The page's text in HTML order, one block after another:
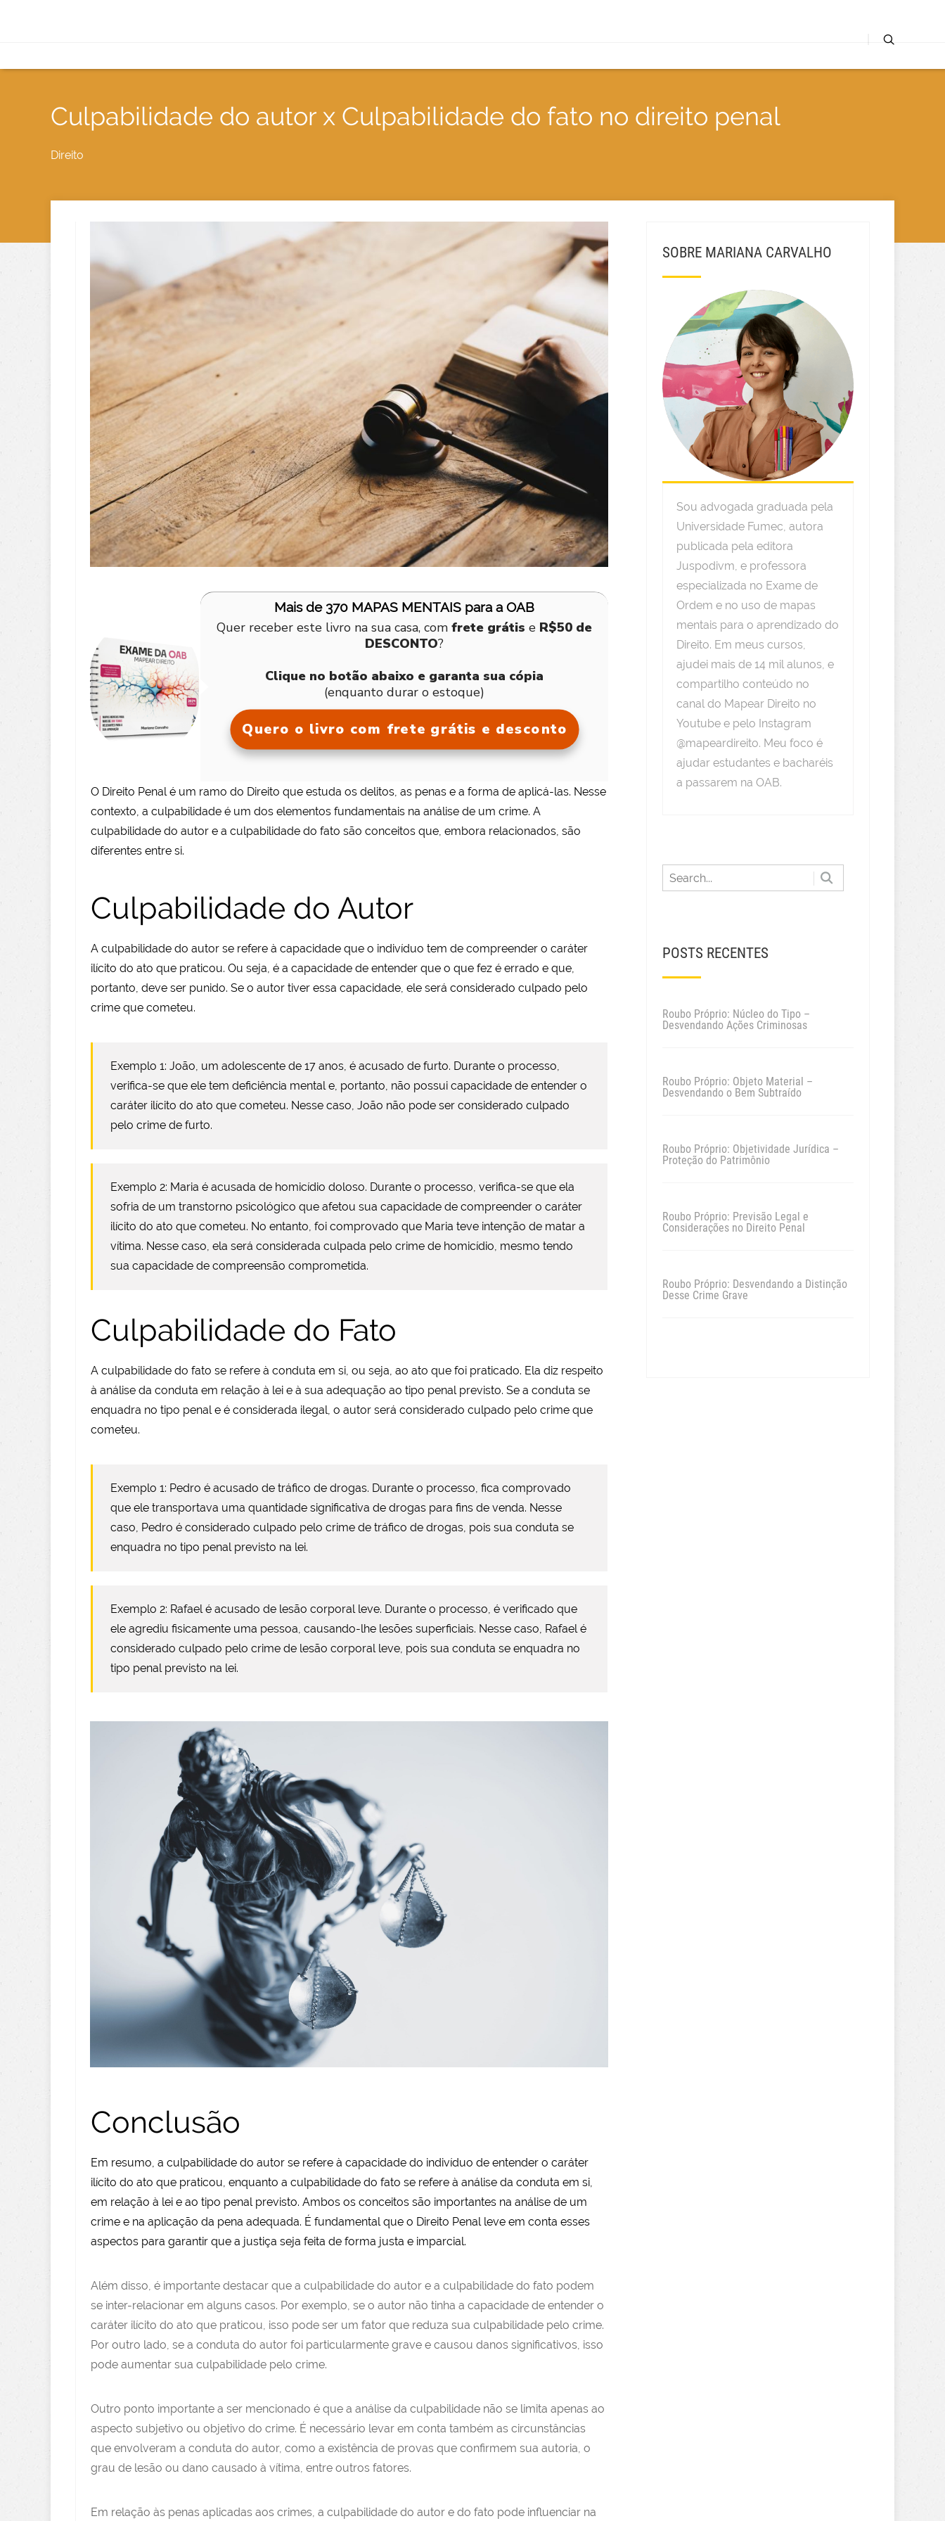
Culpabilidade do autor x Culpabilidade do fato no direito penal
Direito
Mais de 370 MAPAS MENTAIS para a OAB
Quer receber este livro na sua casa, comfrete grátis e R$50 de
DESCONTO?
Clique no botão abaixo e garanta sua cópia
(enquanto durar o estoque)
Quero o livro com frete grátis e desconto
O Direito Penal é um ramo do Direito que estuda os delitos, as penas e a forma de aplicá-las. Nesse
contexto, a culpabilidade é um dos elementos fundamentais na análise de um crime. A
culpabilidade do autor e a culpabilidade do fato são conceitos que, embora relacionados, são
diferentes entre si.
Culpabilidade do Autor
A culpabilidade do autor se refere à capacidade que o indivíduo tem de compreender o caráter
ilícito do ato que praticou. Ou seja, é a capacidade de entender que o que fez é errado e que,
portanto, deve ser punido. Se o autor tiver essa capacidade, ele será considerado culpado pelo
crime que cometeu.
Exemplo 1: João, um adolescente de 17 anos, é acusado de furto. Durante o processo,
verifica-se que ele tem deficiência mental e, portanto, não possui capacidade de entender o
caráter ilícito do ato que cometeu. Nesse caso, João não pode ser considerado culpado
pelo crime de furto.
Exemplo 2: Maria é acusada de homicídio doloso. Durante o processo, verifica-se que ela
sofria de um transtorno psicológico que afetou sua capacidade de compreender o caráter
ilícito do ato que cometeu. No entanto, foi comprovado que Maria teve intenção de matar a
vítima. Nesse caso, ela será considerada culpada pelo crime de homicídio, mesmo tendo
sua capacidade de compreensão comprometida.
Culpabilidade do Fato
A culpabilidade do fato se refere à conduta em si, ou seja, ao ato que foi praticado. Ela diz respeito
à análise da conduta em relação à lei e à sua adequação ao tipo penal previsto. Se a conduta se
enquadra no tipo penal e é considerada ilegal, o autor será considerado culpado pelo crime que
cometeu.
Exemplo 1: Pedro é acusado de tráfico de drogas. Durante o processo, fica comprovado
que ele transportava uma quantidade significativa de drogas para fins de venda. Nesse
caso, Pedro é considerado culpado pelo crime de tráfico de drogas, pois sua conduta se
enquadra no tipo penal previsto na lei.
Exemplo 2: Rafael é acusado de lesão corporal leve. Durante o processo, é verificado que
ele agrediu fisicamente uma pessoa, causando-lhe lesões superficiais. Nesse caso, Rafael é
considerado culpado pelo crime de lesão corporal leve, pois sua conduta se enquadra no
tipo penal previsto na lei.
Conclusão
Em resumo, a culpabilidade do autor se refere à capacidade do indivíduo de entender o caráter
ilícito do ato que praticou, enquanto a culpabilidade do fato se refere à análise da conduta em si,
em relação à lei e ao tipo penal previsto. Ambos os conceitos são importantes na análise de um
crime e na aplicação da pena adequada. É fundamental que o Direito Penal leve em conta esses
aspectos para garantir que a justiça seja feita de forma justa e imparcial.
Além disso, é importante destacar que a culpabilidade do autor e a culpabilidade do fato podem
se inter-relacionar em alguns casos. Por exemplo, se o autor não tinha a capacidade de entender o
caráter ilícito do ato que praticou, isso pode ser um fator que reduza sua culpabilidade pelo crime.
Por outro lado, se a conduta do autor foi particularmente grave e causou danos significativos, isso
pode aumentar sua culpabilidade pelo crime.
Outro ponto importante a ser mencionado é que a análise da culpabilidade não se limita apenas ao
aspecto subjetivo ou objetivo do crime. É necessário levar em conta também as circunstâncias
que envolveram a conduta do autor, como a existência de provas que confirmem sua autoria, o
grau de lesão ou dano causado à vítima, entre outros fatores.
Em relação às penas aplicadas aos crimes, a culpabilidade do autor e do fato pode influenciar na
SOBRE MARIANA CARVALHO
Sou advogada graduada pela
Universidade Fumec, autora
publicada pela editora
Juspodivm, e professora
especializada no Exame de
Ordem e no uso de mapas
mentais para o aprendizado do
Direito. Em meus cursos,
ajudei mais de 14 mil alunos, e
compartilho conteúdo no
canal do Mapear Direito no
Youtube e pelo Instagram
@mapeardireito. Meu foco é
ajudar estudantes e bacharéis
a passarem na OAB.
POSTS RECENTES
Roubo Próprio: Núcleo do Tipo –
Desvendando Ações Criminosas
Roubo Próprio: Objeto Material –
Desvendando o Bem Subtraído
Roubo Próprio: Objetividade Jurídica –
Proteção do Patrimônio
Roubo Próprio: Previsão Legal e
Considerações no Direito Penal
Roubo Próprio: Desvendando a Distinção
Desse Crime Grave